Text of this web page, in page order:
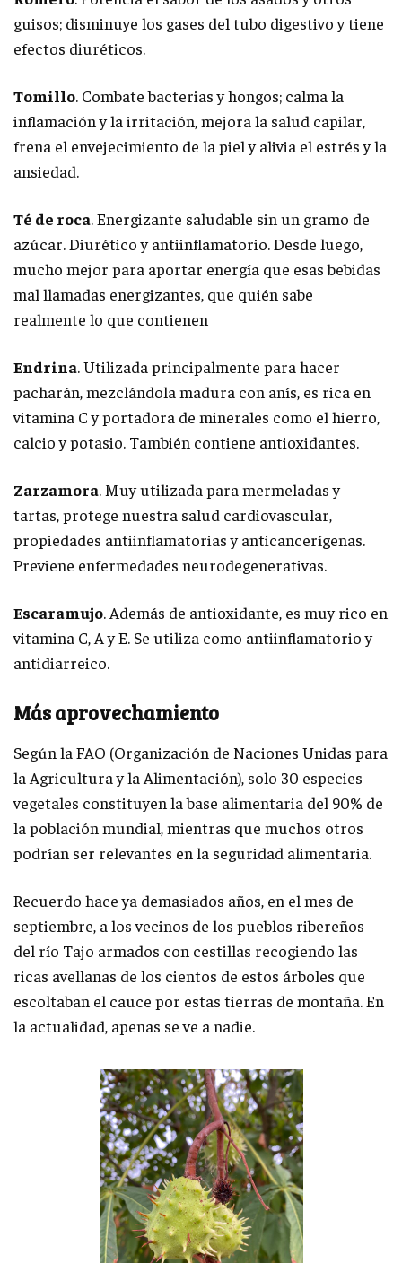
guisos; disminuye los gases del tubo digestivo y tiene
efectos diuréticos.
Tomillo. Combate bacterias y hongos; calma la
inflamación y la irritación, mejora la salud capilar,
frena el envejecimiento de la piel y alivia el estrés y la
ansiedad.
Té de roca. Energizante saludable sin un gramo de
azúcar. Diurético y antiinflamatorio. Desde luego,
mucho mejor para aportar energía que esas bebidas
mal llamadas energizantes, que quién sabe
realmente lo que contienen
Endrina. Utilizada principalmente para hacer
pacharán, mezclándola madura con anís, es rica en
vitamina C y portadora de minerales como el hierro,
calcio y potasio. También contiene antioxidantes.
Zarzamora. Muy utilizada para mermeladas y
tartas, protege nuestra salud cardiovascular,
propiedades antiinflamatorias y anticancerígenas.
Previene enfermedades neurodegenerativas.
Escaramujo. Además de antioxidante, es muy rico en
vitamina C, A y E. Se utiliza como antiinflamatorio y
antidiarreico.
Más aprovechamiento
Según la FAO (Organización de Naciones Unidas para
la Agricultura y la Alimentación), solo 30 especies
vegetales constituyen la base alimentaria del 90% de
la población mundial, mientras que muchos otros
podrían ser relevantes en la seguridad alimentaria.
Recuerdo hace ya demasiados años, en el mes de
septiembre, a los vecinos de los pueblos ribereños
del río Tajo armados con cestillas recogiendo las
ricas avellanas de los cientos de estos árboles que
escoltaban el cauce por estas tierras de montaña. En
la actualidad, apenas se ve a nadie.